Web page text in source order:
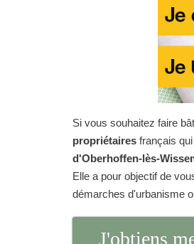
Si vous souhaitez faire
propriétaires français
d'Oberhoffen-lès-
Elle a pour objectif de
démarches d'urbanisme
J'obtiens